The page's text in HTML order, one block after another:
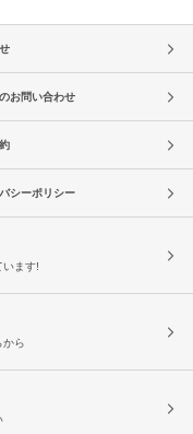
お問い合わせ
シーポリシー
います!
から